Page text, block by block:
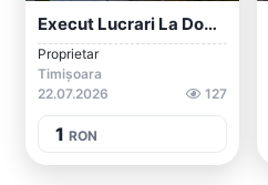
Execut Lucrari La Domiciliu.
Proprietar
Timișoara
22.07.2026
127
1 RON